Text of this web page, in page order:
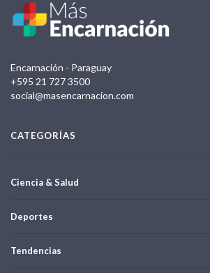
Encarnación - Paraguay
+595 21 727 3500
social@masencarnacion.com
CATEGORÍAS
Ciencia & Salud
Deportes
Tendencias